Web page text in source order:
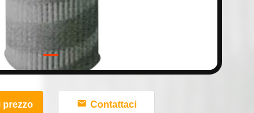
prezzo Contattaci